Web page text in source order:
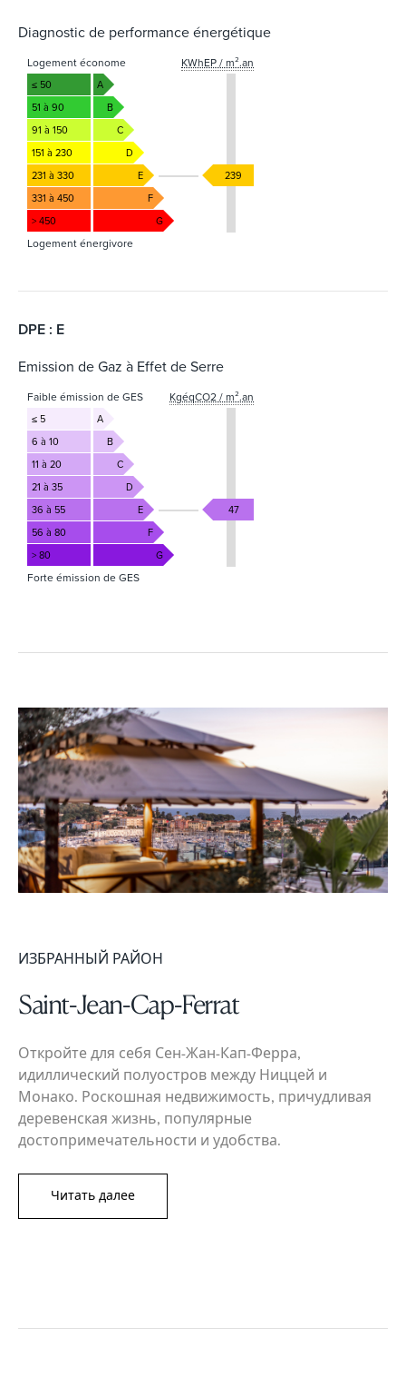
Diagnostic de performance énergétique
Logement économe KWhEP / m².an
≤ 50
A
51 à 90
B
91 à 150
C
151 à 230
D
231 à 330
E
331 à 450
F
> 450
G
239
Logement énergivore
DPE : E
Emission de Gaz à Effet de Serre
Faible émission de GES KgéqCO2 / m².an
≤ 5
A
6 à 10
B
11 à 20
C
21 à 35
D
36 à 55
E
56 à 80
F
> 80
G
47
Forte émission de GES
ИЗБРАННЫЙ РАЙОН
Saint-Jean-Cap-Ferrat
Откройте для себя Сен-Жан-Кап-Ферра,
идиллический полуостров между Ниццей и
Монако. Роскошная недвижимость, причудливая
деревенская жизнь, популярные
достопримечательности и удобства.
Читать далее